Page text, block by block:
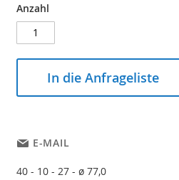
Anzahl
In die Anfrageliste
E-MAIL
40 - 10 - 27 - ø 77,0